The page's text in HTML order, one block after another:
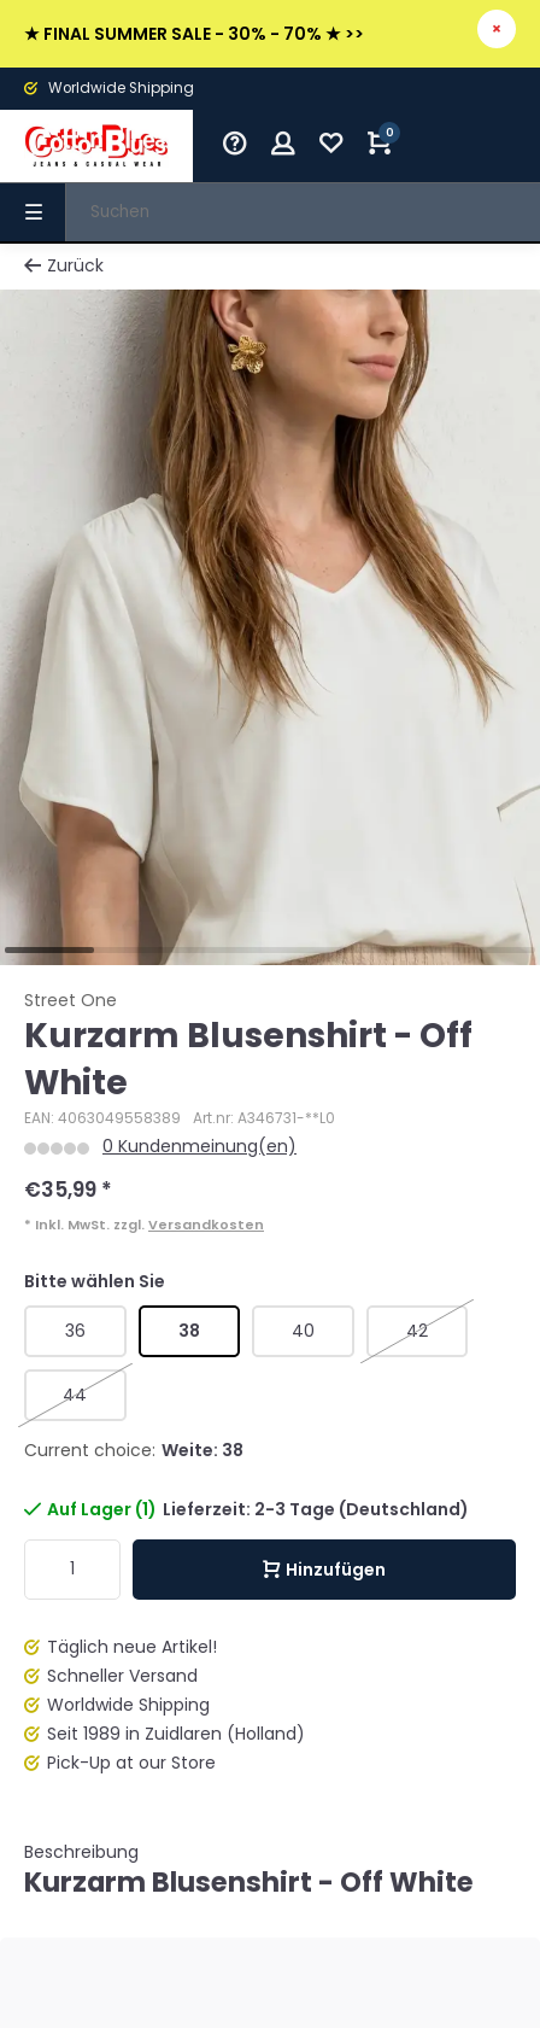
★ FINAL SUMMER SALE - 30% - 70% ★ >>
Worldwide Shipping
0
Zurück
Street One
Kurzarm Blusenshirt - Off
White
EAN: 4063049558389 Art.nr: A346731-**L0
0 Kundenmeinung(en)
€35,99 *
* Inkl. MwSt. zzgl. Versandkosten
Bitte wählen Sie
36 38 40 42
44
Current choice: Weite: 38
Auf Lager (1) Lieferzeit: 2-3 Tage (Deutschland)
Hinzufügen
Täglich neue Artikel!
Schneller Versand
Worldwide Shipping
Seit 1989 in Zuidlaren (Holland)
Pick-Up at our Store
Beschreibung
Kurzarm Blusenshirt - Off White